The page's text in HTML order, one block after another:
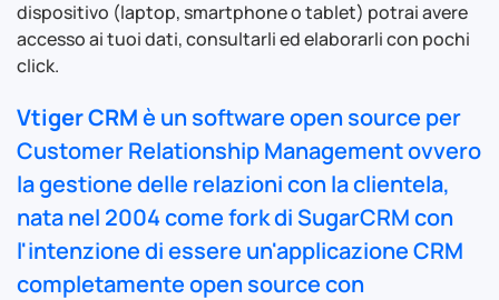
dispositivo (laptop, smartphone o tablet) potrai avere
accesso ai tuoi dati, consultarli ed elaborarli con pochi
click.
Vtiger CRMè un softwareopen source per
Customer Relationship Managementovvero
la gestione delle relazioni con la clientela,
nata nel 2004 come fork di SugarCRMcon
l'intenzione di essere un'applicazione CRM
completamente open source con